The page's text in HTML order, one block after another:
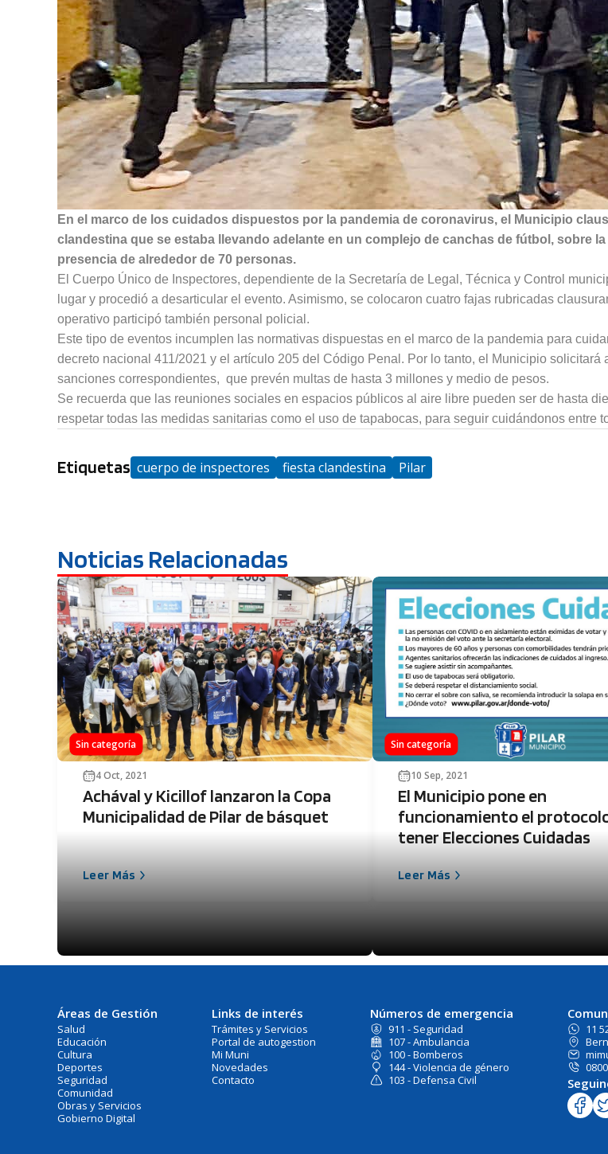
En el marco de los cuidados dispuestos por la pandemia de coronavirus, el Municipio
clandestina que se estaba llevando adelante en un complejo de canchas de fútbol, sobre
presencia de alrededor de 70 personas.
El Cuerpo Único de Inspectores, dependiente de la Secretaría de Legal, Técnica y Control
lugar y procedió a desarticular el evento. Asimismo, se colocaron cuatro fajas rubricadas
operativo participó también personal policial.
Este tipo de eventos incumplen las normativas dispuestas en el marco de la pandemia para
decreto nacional 411/2021 y el artículo 205 del Código Penal. Por lo tanto, el Municipio solicitará
sanciones correspondientes, que prevén multas de hasta 3 millones y medio de pesos.
Se recuerda que las reuniones sociales en espacios públicos al aire libre pueden ser de hasta
respetar todas las medidas sanitarias como el uso de tapabocas, para seguir cuidándonos entre
Etiquetas cuerpo de inspectores fiesta clandestina Pilar
Noticias Relacionadas
Sin categoría
4 Oct, 2021
Achával y Kicillof lanzaron la Copa
Municipalidad de Pilar de básquet
Leer Más
Sin categoría
10 Sep, 2021
El Municipio pone en
funcionamiento el
tener Elecciones Cuidadas
Leer Más
Áreas de Gestión
Salud
Educación
Cultura
Deportes
Seguridad
Comunidad
Obras y Servicios
Gobierno Digital
Links de interés
Trámites y Servicios
Portal de autogestion
Mi Muni
Novedades
Contacto
Números de emergencia
911 - Seguridad
107 - Ambulancia
100 - Bomberos
144 - Violencia de género
103 - Defensa Civil
11